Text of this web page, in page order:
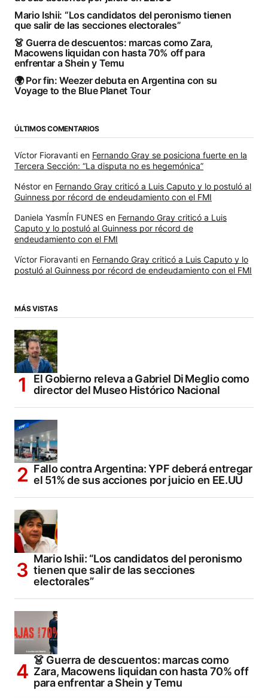
Mario Ishii: “Los candidatos del peronismo tienen
que salir de las secciones electorales”
👗 Guerra de descuentos: marcas como Zara,
Macowens liquidan con hasta 70% off para
enfrentar a Shein y Temu
🌍 Por fin: Weezer debuta en Argentina con su
Voyage to the Blue Planet Tour
ÚLTIMOS COMENTARIOS
Víctor Fioravanti en Fernando Gray se posiciona fuerte en la
Tercera Sección: “La disputa no es hegemónica”
Néstor en Fernando Gray criticó a Luis Caputo y lo postuló al
Guinness por récord de endeudamiento con el FMI
Daniela YasmÍn FUNES en Fernando Gray criticó a Luis
Caputo y lo postuló al Guinness por récord de
endeudamiento con el FMI
Víctor Fioravanti en Fernando Gray criticó a Luis Caputo y lo
postuló al Guinness por récord de endeudamiento con el FMI
MÁS VISTAS
El Gobierno releva a Gabriel Di Meglio como
director del Museo Histórico Nacional
Fallo contra Argentina: YPF deberá entregar
el 51% de sus acciones por juicio en EE.UU
Mario Ishii: “Los candidatos del peronismo
tienen que salir de las secciones
electorales”
👗 Guerra de descuentos: marcas como
Zara, Macowens liquidan con hasta 70% off
para enfrentar a Shein y Temu